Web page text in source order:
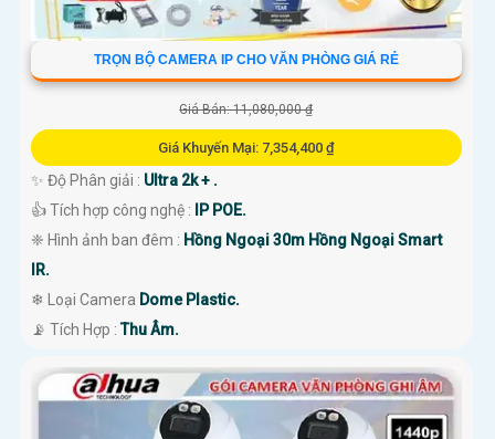
TRỌN BỘ CAMERA IP CHO VĂN PHÒNG GIÁ RẺ
Giá Bán: 11,080,000 ₫
Giá Khuyến Mại: 7,354,400 ₫
✨ Độ Phân giải : Ultra 2k + .
👍 Tích hợp công nghệ :
IP POE.
❈ Hình ảnh ban đêm : Hồng Ngoại 30m Hồng Ngoại Smart
IR.
❄ Loại Camera Dome Plastic.
️📡 Tích Hợp :Thu Âm.